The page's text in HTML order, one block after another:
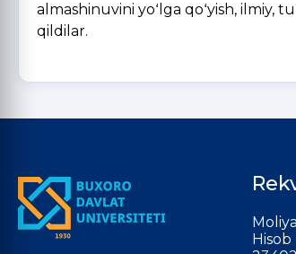
almashinuvini yoʻlga qoʻyish, ilmiy,
qildilar.
Hisob